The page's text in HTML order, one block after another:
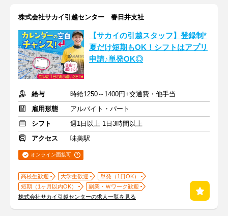
株式会社サカイ引越センター 春日井支社
【サカイの引越スタッフ】登録制*
夏だけ短期もOK！シフトはアプリ
申請♪単発OK◎
給与
時給1250～1400円+交通費・他手当
雇用形態
アルバイト・パート
シフト
週1日以上 1日3時間以上
アクセス
味美駅
オンライン面接可
高校生歓迎 大学生歓迎
単発（1日OK）
短期（1ヶ月以内OK）
副業・Ｗワーク歓迎
株式会社サカイ引越センターの求人一覧を見る